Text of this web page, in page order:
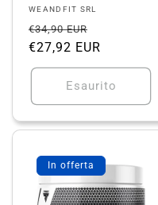
Fornitore:
WEANDFIT SRL
Prezzo
di
listino
€34,90 EUR
scontato
€27,92 EUR
Esaurito
In offerta